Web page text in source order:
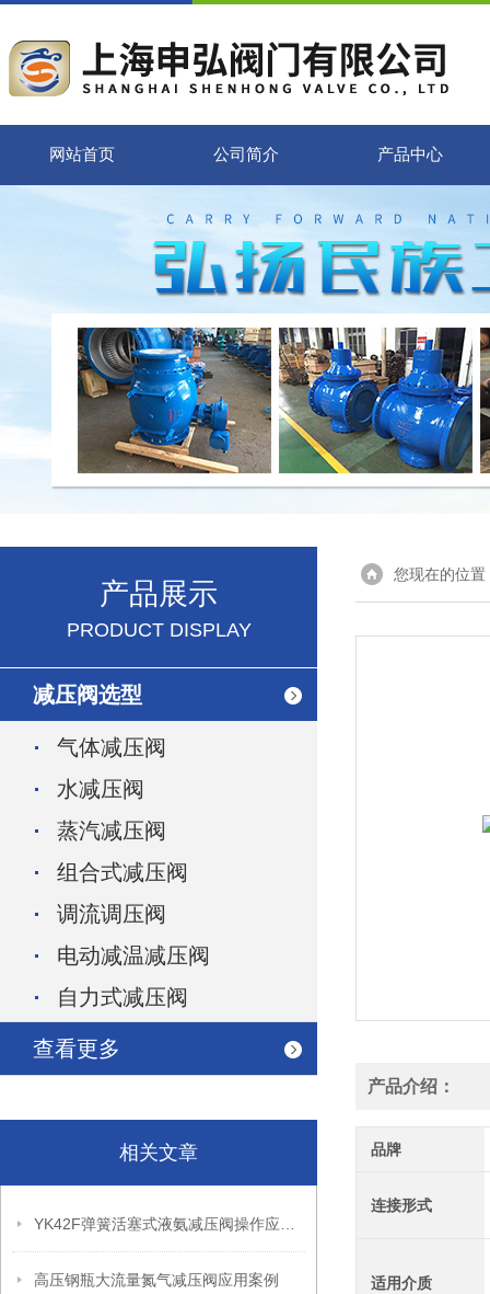
网站首页 公司简介 产品中心
产品展示
PRODUCT DISPLAY
减压阀选型
气体减压阀
水减压阀
蒸汽减压阀
组合式减压阀
调流调压阀
电动减温减压阀
自力式减压阀
查看更多
相关文章
高压钢瓶大流量氮气减压阀应用案例
您现在的位置
产品介绍：
品牌
连接形式
适用介质